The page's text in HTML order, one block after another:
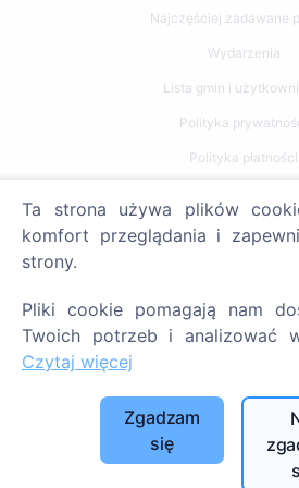
Najczęściej zadawane
Wydarzenia
Lista gmin i
Polityka
Polityka płatności
Szukaj
Szukaj cmentarzy
SIA "CEMETY",
Ta strona używa plików
komfort przeglądania i
strony.
Pliki cookie pomagają nam
Twoich potrzeb i analizować
Czytaj więcej
Zgadzam
się